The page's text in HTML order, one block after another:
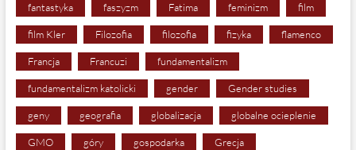
fantastyka faszyzm Fatima feminizm film
film Kler Filozofia filozofia fizyka flamenco
Francja Francuzi fundamentalizm
fundamentalizm katolicki gender Gender studies
geny geografia globalizacja globalne ocieplenie
GMO góry gospodarka Grecja